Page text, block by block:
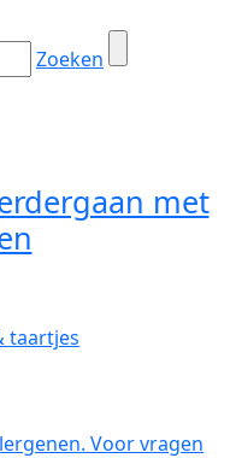
Zoeken
met
taartjes
Voor vragen